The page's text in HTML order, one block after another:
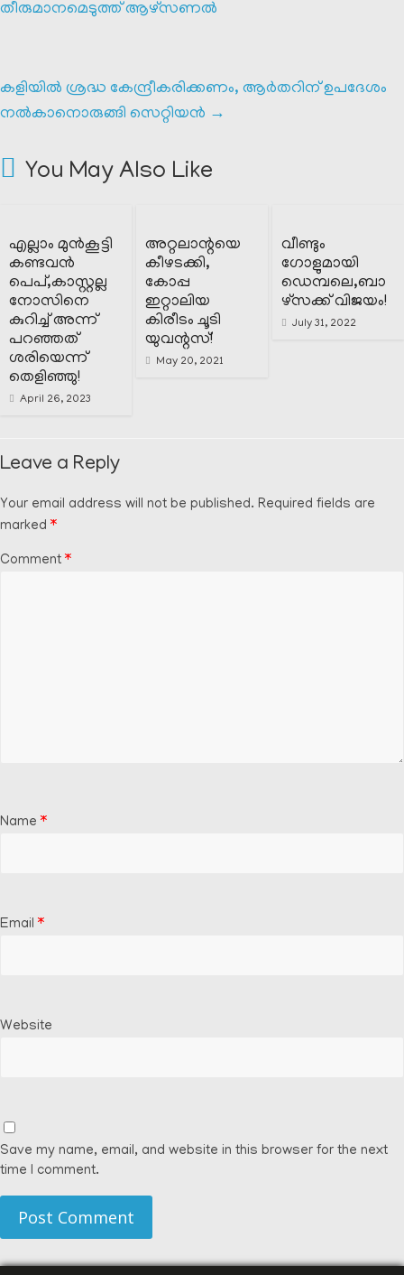
തീരുമാനമെടുത്ത് ആഴ്‌സണൽ
കളിയിൽ ശ്രദ്ധ കേന്ദ്രീകരിക്കണം, ആർതറിന് ഉപദേശം
നൽകാനൊരുങ്ങി സെറ്റിയൻ →
You May Also Like
എല്ലാം മുൻകൂട്ടി
കണ്ടവൻ
പെപ്,കാസ്റ്റല്ല
നോസിനെ
കുറിച്ച് അന്ന്
പറഞ്ഞത്
ശരിയെന്ന്
തെളിഞ്ഞു!
April 26, 2023
അറ്റലാന്റയെ
കീഴടക്കി,
കോപ്പ
ഇറ്റാലിയ
കിരീടം ചൂടി
യുവന്റസ്!
May 20, 2021
വീണ്ടും
ഗോളുമായി
ഡെമ്പലെ,ബാ
ഴ്സക്ക് വിജയം!
July 31, 2022
Leave a Reply
Your email address will not be published. Required fields are
marked *
Comment *
Name *
Email *
Website
Save my name, email, and website in this browser for the next
time I comment.